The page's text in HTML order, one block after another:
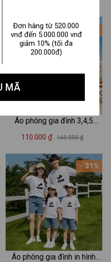
- 31%
Áo phông gia đình 3,4,5
người hình Mickey- Minnie –
110.000 ₫ 160.000 ₫
- 31%
Áo phông gia đình in hình
Đơn hàng từ 520.000
vnđ đến 5.000.000 vnđ
giảm 10% (tối đa
200.000đ)
MÃ